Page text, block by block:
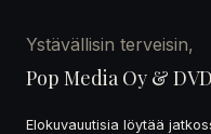
Ystävällisin terveisin,
Pop Media Oy &
Elokuvauutisia löytää